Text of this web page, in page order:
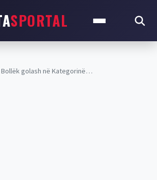
SPORTAL
Bollëk golash në Kategorinë…